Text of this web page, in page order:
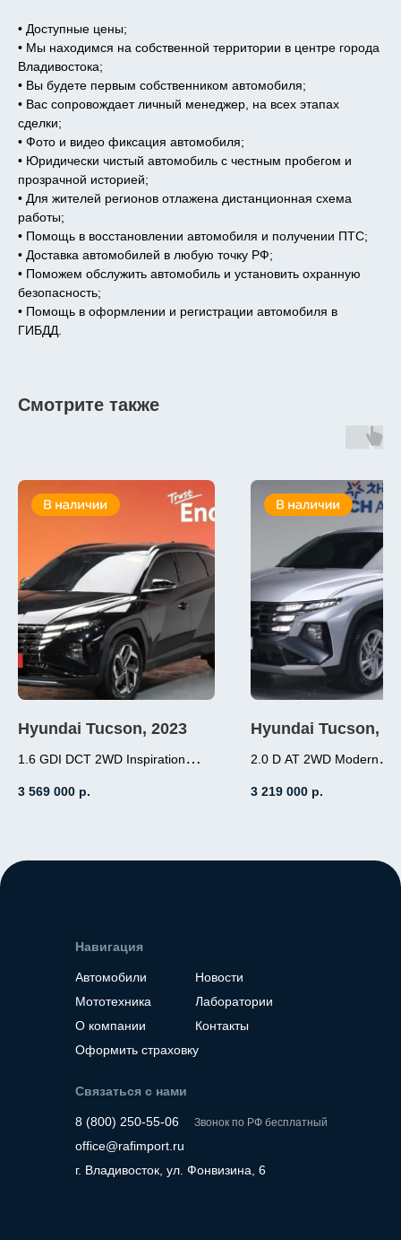
• Доступные цены;
• Мы находимся на собственной территории в центре города
Владивостока;
• Вы будете первым собственником автомобиля;
• Вас сопровождает личный менеджер, на всех этапах
сделки;
• Фото и видео фиксация автомобиля;
• Юридически чистый автомобиль с честным пробегом и
прозрачной историей;
• Для жителей регионов отлажена дистанционная схема
работы;
• Помощь в восстановлении автомобиля и получении ПТС;
• Доставка автомобилей в любую точку РФ;
• Поможем обслужить автомобиль и установить охранную
безопасность;
• Помощь в оформлении и регистрации автомобиля в
ГИБДД.
Смотрите также
Hyundai Tucson, 2023
1.6 GDI DCT 2WD Inspiration
3 569 000 р.
Hyundai Tucson,
2.0 D AT 2WD Modern
Место нахождение -
3 219 000 р.
Навигация
Автомобили
Мототехника
О компании
Оформить страховку
Новости
Лаборатории
Контакты
Связаться с нами
8 (800) 250-55-06
office@rafimport.ru
г. Владивосток, ул. Фонвизина, 6
Звонок по РФ бесплатный